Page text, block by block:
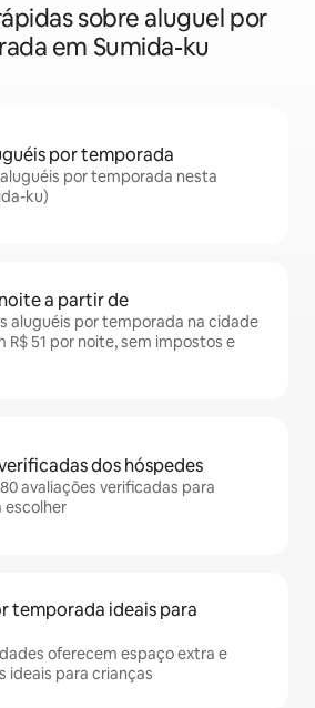
sobre aluguel por
em Sumida-ku
por temporada
aluguéis por temporada nesta
ku)
a partir de
aluguéis por temporada na cidade
R$ 51 por noite, sem impostos e
dos hóspedes
avaliações verificadas para
escolher
temporada ideais para
oferecem espaço extra e
ideais para crianças